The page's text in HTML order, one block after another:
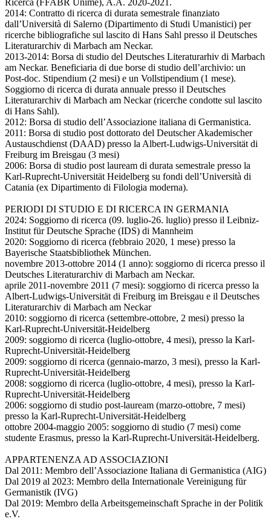
Ricerca (FFABR Unime), A.A. 2020-2021.
2014: Contratto di ricerca di durata semestrale finanziato
dall’Università di Salerno (Dipartimento di Studi Umanistici) per
ricerche bibliografiche sul lascito di Hans Sahl presso il Deutsches
Literaturarchiv di Marbach am Neckar.
2013-2014: Borsa di studio del Deutsches Literaturarhiv di Marbach
am Neckar. Beneficiaria di due borse di studio dell’archivio: un
Post-doc. Stipendium (2 mesi) e un Vollstipendium (1 mese).
Soggiorno di ricerca di durata annuale presso il Deutsches
Literaturarchiv di Marbach am Neckar (ricerche condotte sul lascito
di Hans Sahl).
2012: Borsa di studio dell’Associazione italiana di Germanistica.
2011: Borsa di studio post dottorato del Deutscher Akademischer
Austauschdienst (DAAD) presso la Albert-Ludwigs-Universität di
Freiburg im Breisgau (3 mesi)
2006: Borsa di studio post lauream di durata semestrale presso la
Karl-Ruprecht-Universität Heidelberg su fondi dell’Università di
Catania (ex Dipartimento di Filologia moderna).
PERIODI DI STUDIO E DI RICERCA IN GERMANIA
2024: Soggiorno di ricerca (09. luglio-26. luglio) presso il Leibniz-
Institut für Deutsche Sprache (IDS) di Mannheim
2020: Soggiorno di ricerca (febbraio 2020, 1 mese) presso la
Bayerische Staatsbibliothek München.
novembre 2013-ottobre 2014 (1 anno): soggiorno di ricerca presso il
Deutsches Literaturarchiv di Marbach am Neckar.
aprile 2011-novembre 2011 (7 mesi): soggiorno di ricerca presso la
Albert-Ludwigs-Universität di Freiburg im Breisgau e il Deutsches
Literaturarchiv di Marbach am Neckar
2010: soggiorno di ricerca (settembre-ottobre, 2 mesi) presso la
Karl-Ruprecht-Universität-Heidelberg
2009: soggiorno di ricerca (luglio-ottobre, 4 mesi), presso la Karl-
Ruprecht-Universität-Heidelberg
2009: soggiorno di ricerca (gennaio-marzo, 3 mesi), presso la Karl-
Ruprecht-Universität-Heidelberg
2008: soggiorno di ricerca (luglio-ottobre, 4 mesi), presso la Karl-
Ruprecht-Universität-Heidelberg
2006: soggiorno di studio post-lauream (marzo-ottobre, 7 mesi)
presso la Karl-Ruprecht-Universität-Heidelberg
ottobre 2004-maggio 2005: soggiorno di studio (7 mesi) come
studente Erasmus, presso la Karl-Ruprecht-Universität-Heidelberg.
APPARTENENZA AD ASSOCIAZIONI
Dal 2011: Membro dell’Associazione Italiana di Germanistica (AIG)
Dal 2019 al 2023: Membro della Internationale Vereinigung für
Germanistik (IVG)
Dal 2019: Membro della Arbeitsgemeinschaft Sprache in der Politik
e.V.